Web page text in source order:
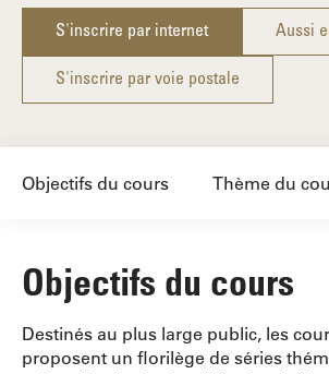
S'inscrire par internet Aussi
S'inscrire par voie postale
Objectifs du cours Thème du
Objectifs du cours
Destinés au plus large public, les
proposent un florilège de séries